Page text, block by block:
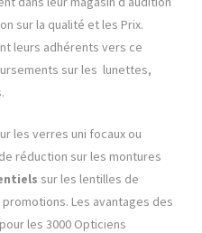
sur la qualité et les Prix.
leurs adhérents vers ce
sur les lunettes,
les verres uni focaux ou
réduction sur les montures
sur les lentilles de
Les avantages des
les 3000 Opticiens